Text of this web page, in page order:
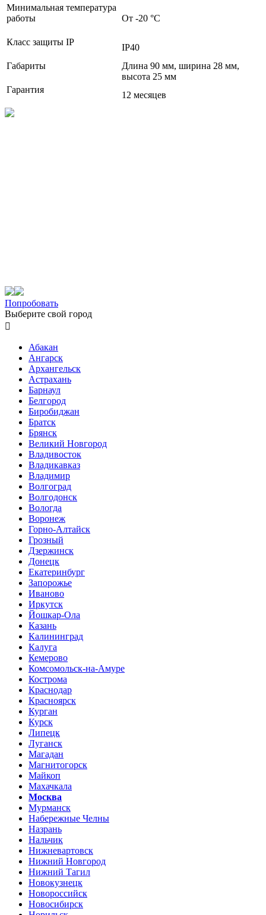
Минимальная температура
работы
От -20 °С
Класс защиты IP
IP40
Габариты
Длина 90 мм, ширина 28 мм,
высота 25 мм
Гарантия
12 месяцев
Попробовать
Выберите свой город

Абакан
Ангарск
Архангельск
Астрахань
Барнаул
Белгород
Биробиджан
Братск
Брянск
Великий Новгород
Владивосток
Владикавказ
Владимир
Волгоград
Волгодонск
Вологда
Воронеж
Горно-Алтайск
Грозный
Дзержинск
Донецк
Екатеринбург
Запорожье
Иваново
Иркутск
Йошкар-Ола
Казань
Калининград
Калуга
Кемерово
Комсомольск-на-Амуре
Кострома
Краснодар
Красноярск
Курган
Курск
Липецк
Луганск
Магадан
Магнитогорск
Майкоп
Махачкала
Москва
Мурманск
Набережные Челны
Назрань
Нальчик
Нижневартовск
Нижний Новгород
Нижний Тагил
Новокузнецк
Новороссийск
Новосибирск